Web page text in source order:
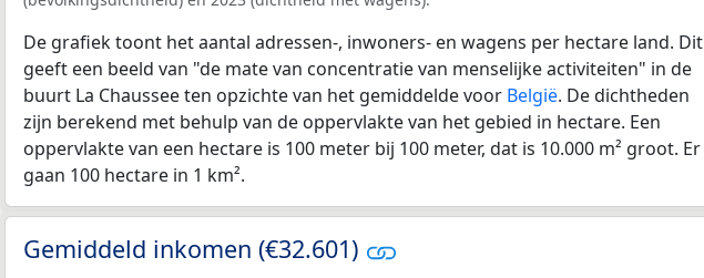
De grafiek toont het aantal adressen-, inwoners- en wagens per hectare land. Dit
geeft een beeld van "de mate van concentratie van menselijke activiteiten" in de
buurt La Chaussee ten opzichte van het gemiddelde voor België. De dichtheden
zijn berekend met behulp van de oppervlakte van het gebied in hectare. Een
oppervlakte van een hectare is 100 meter bij 100 meter, dat is 10.000 m² groot. Er
gaan 100 hectare in 1 km².
Gemiddeld inkomen (€32.601)